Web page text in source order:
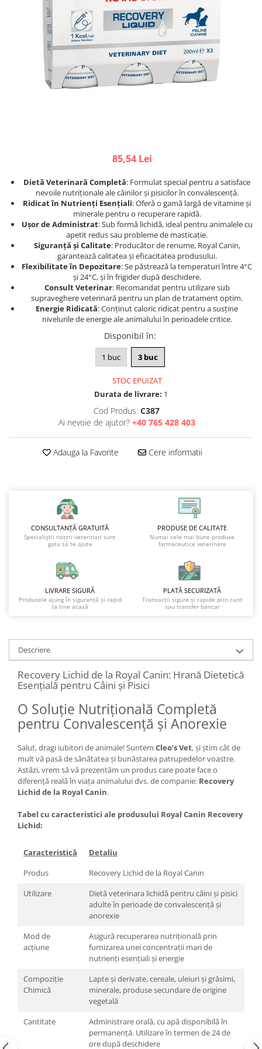
Afecțiuni hepatice
Afecțiuni neurologice
Afecțiuni oftalmice
Afecțiuni oncologice
Afecțiuni otice
Afecțiuni renale și urinare
Hrană umedă
Hrană uscată
Recompense și snack-uri
Igienă
Igienă orală
Șampoane și balsamuri
Afecțiuni hepatice
Afecțiuni neurologice
Afecțiuni oftalmice
Afecțiuni oncologice
Afecțiuni otice
Afecțiuni respiratorii
Hrană umedă
Hrană uscată
Igienă
Așternut Tofu / Nisip
Igienă orală
Șampoane și balsamuri
85,54 Lei
Dietă Veterinară Completă: Formulat special pentru a satisface
nevoile nutriționale ale câinilor și pisicilor în convalescență.
Ridicat în Nutrienți Esențiali: Oferă o gamă largă de vitamine și
minerale pentru o recuperare rapidă.
Ușor de Administrat: Sub formă lichidă, ideal pentru animalele cu
apetit redus sau probleme de masticație.
Siguranță și Calitate: Producător de renume, Royal Canin,
garantează calitatea și eficacitatea produsului.
Flexibilitate în Depozitare: Se păstrează la temperaturi între 4°C
și 24°C, și în frigider după deschidere.
Consult Veterinar: Recomandat pentru utilizare sub
supraveghere veterinară pentru un plan de tratament optim.
Energie Ridicată: Conținut caloric ridicat pentru a susține
nivelurile de energie ale animalului în perioadele critice.
Disponibil în:
1 buc 3 buc
STOC EPUIZAT
Durata de livrare: 1
Cod Produs: C387
Ai nevoie de ajutor? +40 765 428 403
Adauga la Favorite Cere informatii
CONSULTANȚĂ GRATUITĂ
Specialiștii noștri veterinari sunt
gata să te ajute
PRODUSE DE CALITATE
Numai cele mai bune produse
farmaceutice veterinare
LIVRARE SIGURĂ
Produsele ajung în siguranță și rapid
la tine acasă
PLATĂ SECURIZATĂ
Tranzacții sigure și rapide prin card
sau transfer bancar
Descriere
Recovery Lichid de la Royal Canin: Hrană Dietetică
Esențială pentru Câini și Pisici
O Soluție Nutrițională Completă
pentru Convalescență și Anorexie
Salut, dragi iubitori de animale! Suntem Cleo’s Vet, și știm cât de
mult vă pasă de sănătatea și bunăstarea patrupedelor voastre.
Astăzi, vrem să vă prezentăm un produs care poate face o
diferență reală în viața animalului dvs. de companie: Recovery
Lichid de la Royal Canin.
Tabel cu caracteristici ale produsului Royal Canin Recovery
Lichid:
Caracteristică
Detaliu
Produs
Recovery Lichid de la Royal Canin
Utilizare
Dietă veterinara lichidă pentru câini și pisici
adulte în perioade de convalescență și
anorexie
Mod de
acțiune
Asigură recuperarea nutrițională prin
furnizarea unei concentrații mari de
nutrienți esențiali și energie
Compoziție
Chimică
Lapte și derivate, cereale, uleiuri și grăsimi,
minerale, produse secundare de origine
vegetală
Cantitate
Administrare orală, cu apă disponibilă în
permanență. Utilizare în termen de 24 de
ore după deschidere